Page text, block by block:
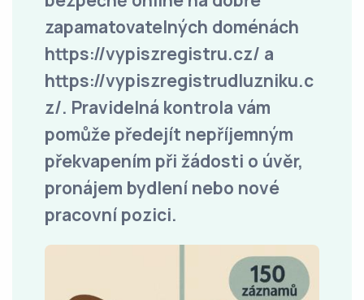
zapamatovatelných doménách
https://vypiszregistru.cz/ a
https://vypiszregistrudluzniku.c
z/. Pravidelná kontrola vám
pomůže předejít nepříjemným
překvapením při žádosti o úvěr,
pronájem bydlení nebo nové
pracovní pozici.